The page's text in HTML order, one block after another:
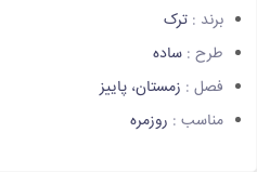
برند : ترک
طرح : ساده
فصل : زمستان، پاییز
مناسب : روزمره